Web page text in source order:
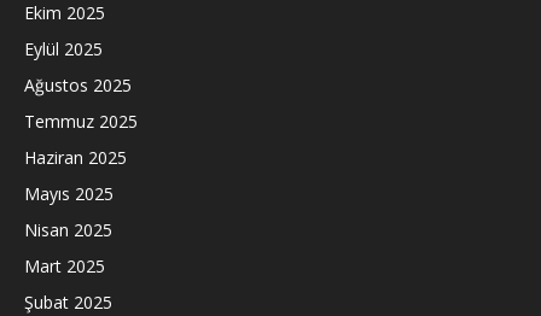
Ekim 2025
Eylül 2025
Ağustos 2025
Temmuz 2025
Haziran 2025
Mayıs 2025
Nisan 2025
Mart 2025
Şubat 2025